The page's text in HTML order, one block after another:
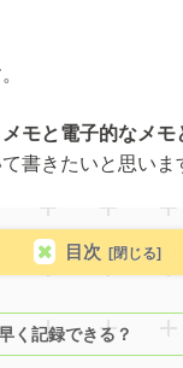
モと電子的なメモ
書きたいと思いま
目次
く記録できる？